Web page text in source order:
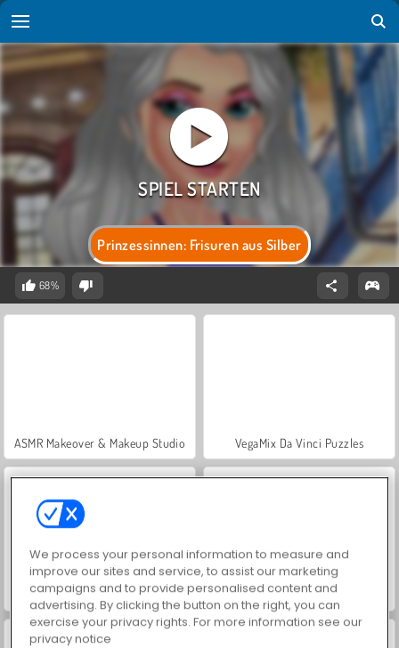
Prinzessinnen: Frisuren aus Silber
68%
ASMR Makeover & Makeup Studio VegaMix Da Vinci Puzzles
Farm Merge Valley Royal Story
We process your personal information to measure and
improve our sites and service, to assist our marketing
campaigns and to provide personalised content and
advertising. By clicking the button on the right, you can
exercise your privacy rights. For more information see our
privacy notice